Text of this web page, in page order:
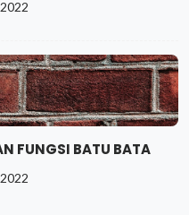
FUNGSI BATU BATA